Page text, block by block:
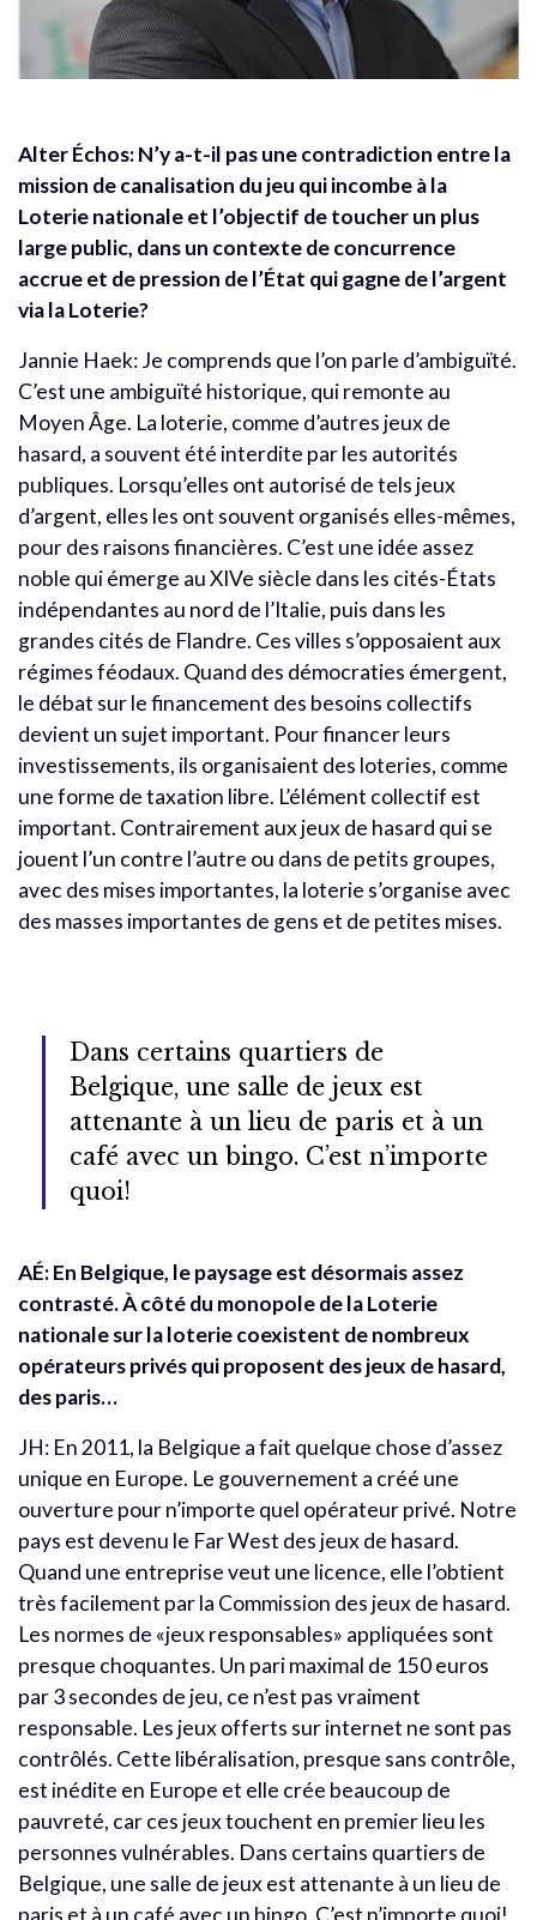
Alter Échos: N’y a-t-il pas une contradiction entre la
mission de canalisation du jeu qui incombe à la
Loterie nationale et l’objectif de toucher un plus
large public, dans un contexte de concurrence
accrue et de pression de l’État qui gagne de l’argent
via la Loterie?
Jannie Haek: Je comprends que l’on parle d’ambiguïté.
C’est une ambiguïté historique, qui remonte au
Moyen Âge. La loterie, comme d’autres jeux de
hasard, a souvent été interdite par les autorités
publiques. Lorsqu’elles ont autorisé de tels jeux
d’argent, elles les ont souvent organisés elles-mêmes,
pour des raisons financières. C’est une idée assez
noble qui émerge au XIVe siècle dans les cités-États
indépendantes au nord de l’Italie, puis dans les
grandes cités de Flandre. Ces villes s’opposaient aux
régimes féodaux. Quand des démocraties émergent,
le débat sur le financement des besoins collectifs
devient un sujet important. Pour financer leurs
investissements, ils organisaient des loteries, comme
une forme de taxation libre. L’élément collectif est
important. Contrairement aux jeux de hasard qui se
jouent l’un contre l’autre ou dans de petits groupes,
avec des mises importantes, la loterie s’organise avec
des masses importantes de gens et de petites mises.
Dans certains quartiers de
Belgique, une salle de jeux est
attenante à un lieu de paris et à un
café avec un bingo. C’est n’importe
quoi!
AÉ: En Belgique, le paysage est désormais assez
contrasté. À côté du monopole de la Loterie
nationale sur la loterie coexistent de nombreux
opérateurs privés qui proposent des jeux de hasard,
des paris…
JH: En 2011, la Belgique a fait quelque chose d’assez
unique en Europe. Le gouvernement a créé une
ouverture pour n’importe quel opérateur privé. Notre
pays est devenu le Far West des jeux de hasard.
Quand une entreprise veut une licence, elle l’obtient
très facilement par la Commission des jeux de hasard.
Les normes de «jeux responsables» appliquées sont
presque choquantes. Un pari maximal de 150 euros
par 3 secondes de jeu, ce n’est pas vraiment
responsable. Les jeux offerts sur internet ne sont pas
contrôlés. Cette libéralisation, presque sans contrôle,
est inédite en Europe et elle crée beaucoup de
pauvreté, car ces jeux touchent en premier lieu les
personnes vulnérables. Dans certains quartiers de
Belgique, une salle de jeux est attenante à un lieu de